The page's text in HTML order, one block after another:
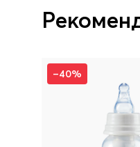
–40%